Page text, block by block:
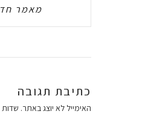
מאמר
כתיבת תגובה
האימייל לא יוצג באתר. שדות